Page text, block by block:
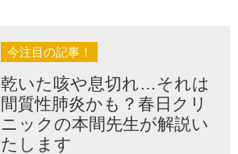
今注目の記事！
乾いた咳や息切れ…それは
間質性肺炎かも？春日クリ
ニックの本間先生が解説い
たします